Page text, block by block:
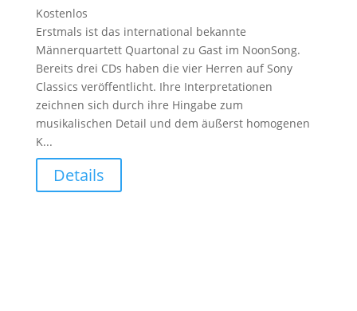
Kostenlos
Erstmals ist das international bekannte
Männerquartett Quartonal zu Gast im NoonSong.
Bereits drei CDs haben die vier Herren auf Sony
Classics veröffentlicht. Ihre Interpretationen
zeichnen sich durch ihre Hingabe zum
musikalischen Detail und dem äußerst homogenen
K...
Details